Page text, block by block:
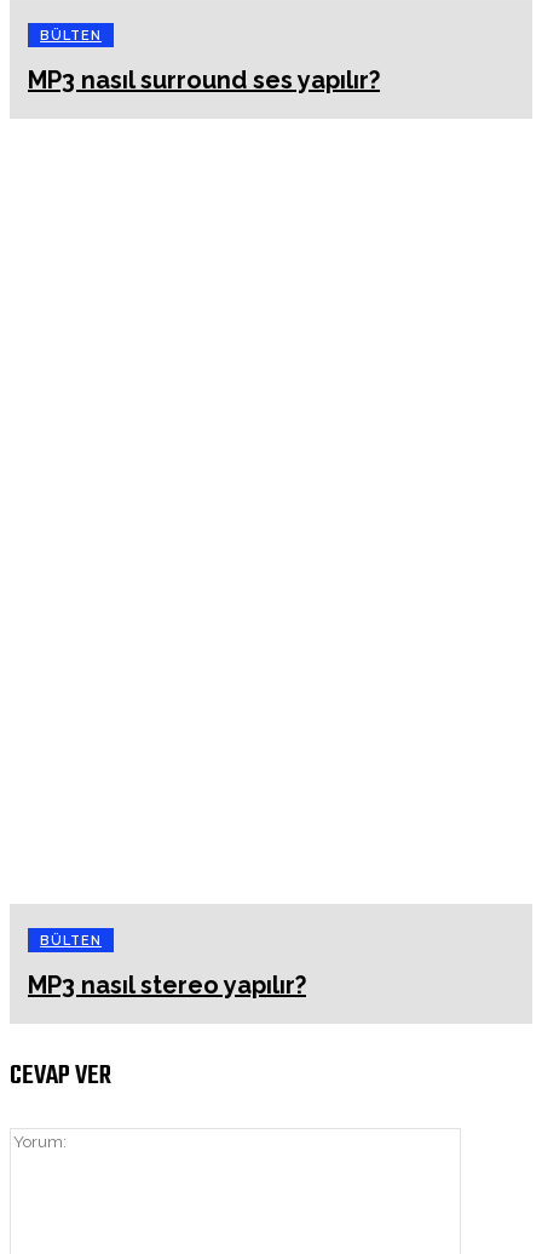
BÜLTEN
MP3 nasıl surround ses yapılır?
BÜLTEN
MP3 nasıl stereo yapılır?
CEVAP VER